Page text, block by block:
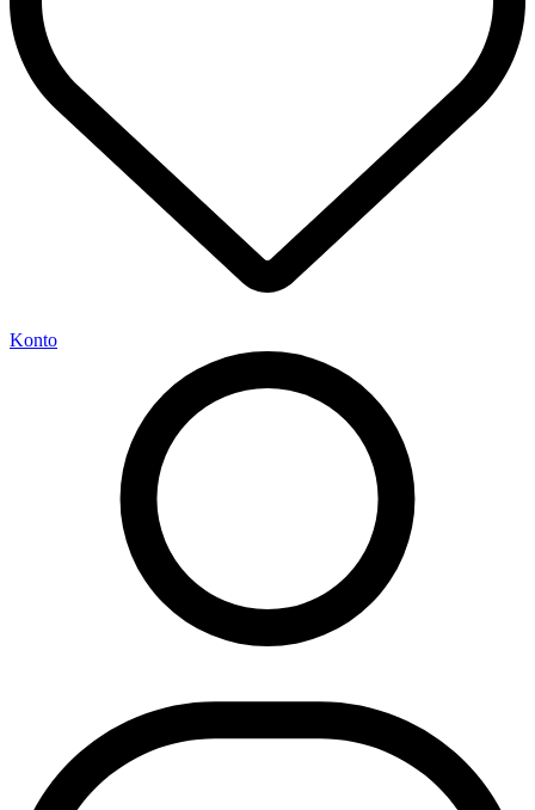
Konto